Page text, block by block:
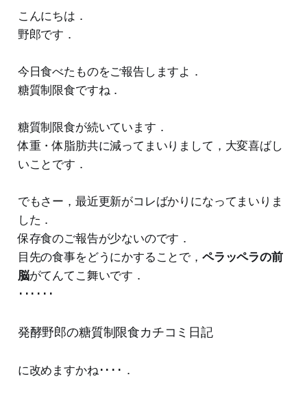
こんにちは．
野郎です．
今日食べたものをご報告しますよ．
糖質制限食ですね．
糖質制限食が続いています．
体重・体脂肪共に減ってまいりまして，大変喜ばし
いことです．
でもさー，最近更新がコレばかりになってまいりま
した．
保存食のご報告が少ないのです．
目先の食事をどうにかすることで， ペラッペラの前
脳がてんてこ舞いです．
･･････
発酵野郎の糖質制限食カチコミ日記
に改めますかね････．